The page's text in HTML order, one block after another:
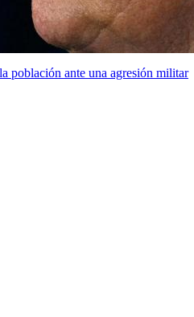
población ante una agresión militar